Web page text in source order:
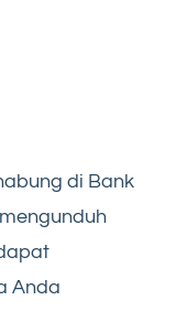
di Bank
Anda